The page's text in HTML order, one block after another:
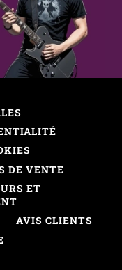
DE VENTE
ET
AVIS CLIENTS